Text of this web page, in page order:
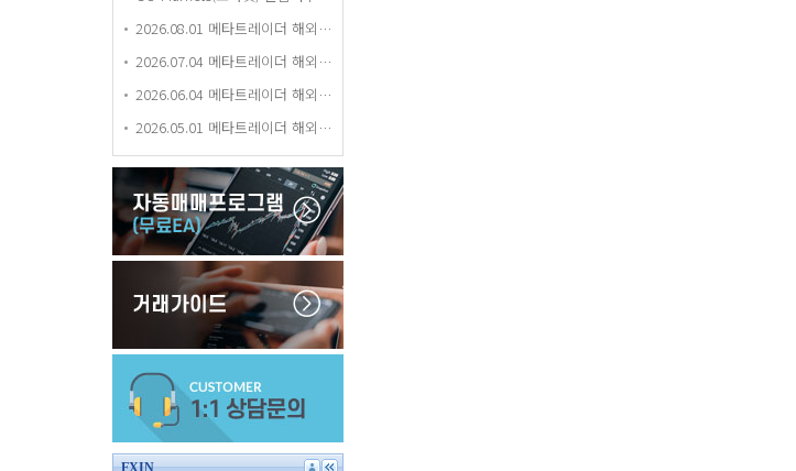
2026.08.01 메타트레이더 해외거래소 평가 등급 업데이트
2026.07.04 메타트레이더 해외거래소 평가 등급 업데이트
2026.06.04 메타트레이더 해외거래소 평가 등급 업데이트
2026.05.01 메타트레이더 해외거래소 평가 등급 업데이트